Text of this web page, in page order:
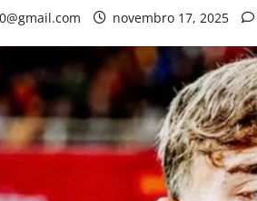
novembro 17, 2025